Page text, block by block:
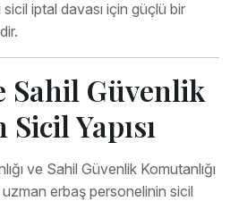
iptal davası için güçlü bir
Sahil Güvenlik
Yapısı
ve Sahil Güvenlik Komutanlığı
erbaş personelinin sicil